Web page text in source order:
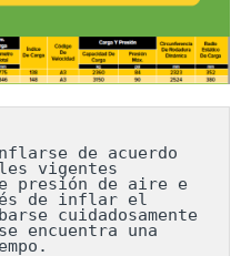
de acuerdo
vigentes
presión de aire e
de inflar el
cuidadosamente
encuentra una